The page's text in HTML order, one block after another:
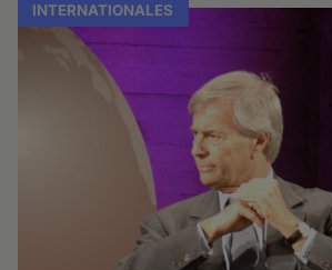
INTERNATIONALES